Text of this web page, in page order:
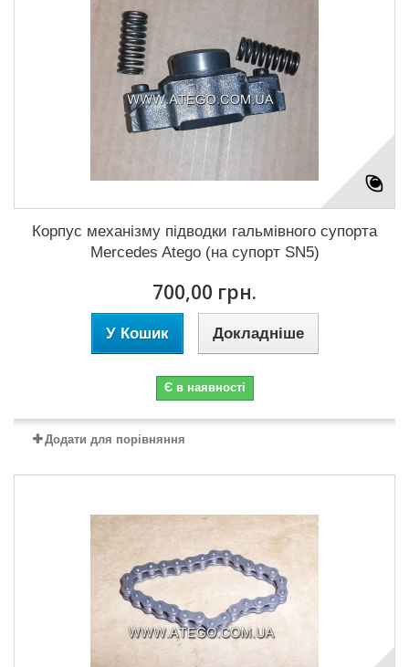
Корпус механізму підводки гальмівного супорта
Mercedes Atego (на супорт SN5)
700,00 грн.
У Кошик Докладніше
Є в наявності
Додати для порівняння